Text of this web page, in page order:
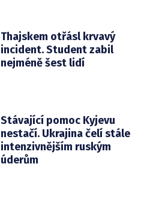
Thajskem otřásl krvavý
incident. Student zabil
nejméně šest lidí
Stávající pomoc Kyjevu
nestačí. Ukrajina čelí stále
intenzivnějším ruským
úderům